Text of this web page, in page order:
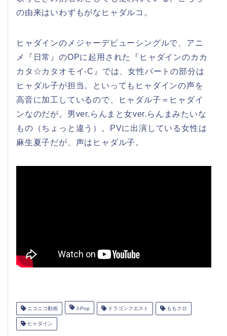
の由来はいわずもがなヒャダルコ。
ヒャダインのメジャーデビューシングルで、アニ
メ『日常』のOPに起用された『ヒャダインのカカ
カタ☆カタオモイ-C』では、女性パートの部分は
ヒャダル子が担当。といってもヒャダインの声を
高音に加工しているので、ヒャダル子＝ヒャダイ
ンなのだが。男ver.らんまと女ver.らんまみたいな
もの（ちょっと違う）。PVに出演している女性は
麻生夏子だが、声はヒャダル子。
ニコニコ動画 J-Pop ドラゴンクエスト ももクロ
ヒャダイン